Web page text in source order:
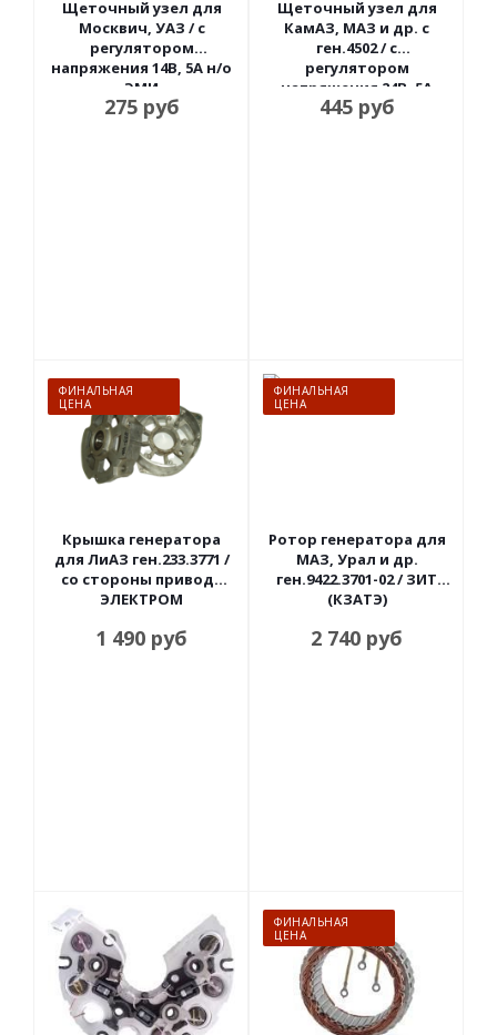
Щеточный узел для
Москвич, УАЗ / с
регулятором
напряжения 14В, 5А н/о
ЭМИ
275руб
Щеточный узел для
КамАЗ, МАЗ и др. с
ген.4502 / с
регулятором
напряжения 24В, 5А
Энергомаш
445руб
ФИНАЛЬНАЯ
ЦЕНА
Крышка генератора
для ЛиАЗ ген.233.3771 /
со стороны привода
ЭЛЕКТРОМ
1 490 руб
ФИНАЛЬНАЯ
ЦЕНА
Ротор генератора для
МАЗ, Урал и др.
ген.9422.3701-02 / ЗИТ
(КЗАТЭ)
2 740 руб
ФИНАЛЬНАЯ
ЦЕНА